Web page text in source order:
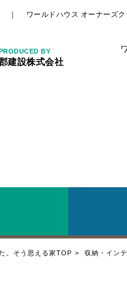
BY
建設株式会社
ワールドハウス オーナーズク
。そう思える家TOP 収納・イン